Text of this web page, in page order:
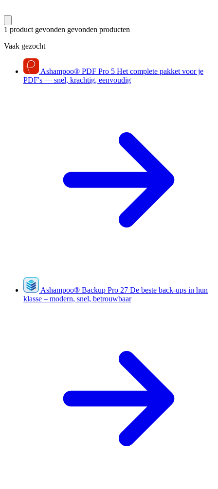
1 product gevonden gevonden producten
Vaak gezocht
Ashampoo® PDF Pro 5 Het complete pakket voor je
PDF's — snel, krachtig, eenvoudig
Ashampoo® Backup Pro 27 De beste back-ups in hun
klasse – modern, snel, betrouwbaar